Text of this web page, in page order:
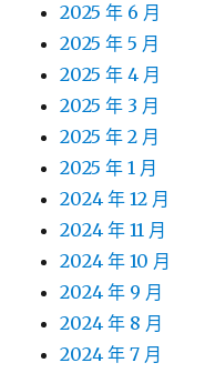
2025 年 6 月
2025 年 5 月
2025 年 4 月
2025 年 3 月
2025 年 2 月
2025 年 1 月
2024 年 12 月
2024 年 11 月
2024 年 10 月
2024 年 9 月
2024 年 8 月
2024 年 7 月